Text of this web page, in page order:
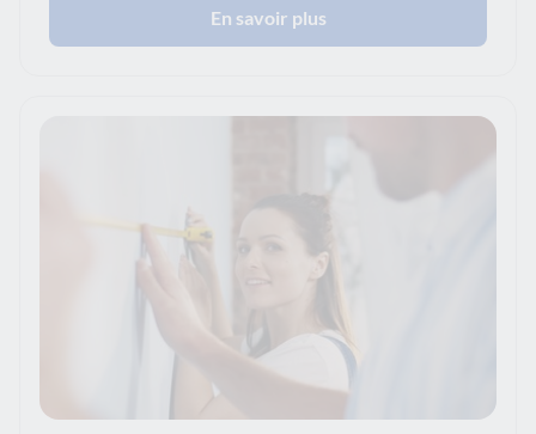
En savoir plus